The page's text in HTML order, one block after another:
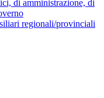
di amministrazione, di
regionali/provinciali